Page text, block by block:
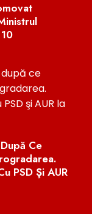
Ce
PSD Şi AUR